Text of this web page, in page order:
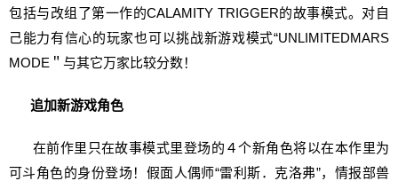
包括与改组了第一作的CALAMITY TRIGGER的故事模式。对自
己能力有信心的玩家也可以挑战新游戏模式“UNLIMITEDMARS
MODE＂与其它万家比较分数！
追加新游戏角色
在前作里只在故事模式里登场的４个新角色将以在本作里为
可斗角色的身份登场！假面人偶师“雷利斯．克洛弗”，情报部兽